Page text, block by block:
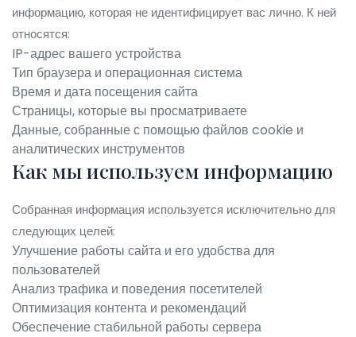
информацию, которая не идентифицирует вас лично. К ней
относятся:
IP-адрес вашего устройства
Тип браузера и операционная система
Время и дата посещения сайта
Страницы, которые вы просматриваете
Данные, собранные с помощью файлов cookie и
аналитических инструментов
Как мы используем информацию
Собранная информация используется исключительно для
следующих целей:
Улучшение работы сайта и его удобства для
пользователей
Анализ трафика и поведения посетителей
Оптимизация контента и рекомендаций
Обеспечение стабильной работы сервера